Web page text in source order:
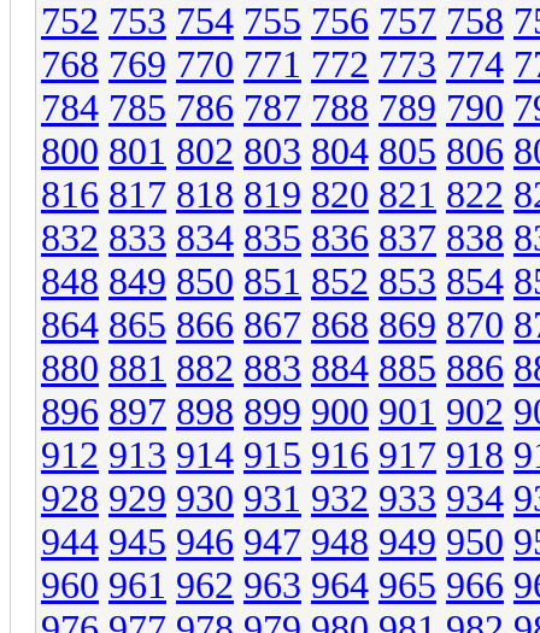
752 753 754 755 756 757 758
768 769 770 771 772 773 774
784 785 786 787 788 789 790
800 801 802 803 804 805 806
816 817 818 819 820 821 822
832 833 834 835 836 837 838
848 849 850 851 852 853 854
864 865 866 867 868 869 870
880 881 882 883 884 885 886
896 897 898 899 900 901 902
912 913 914 915 916 917 918
928 929 930 931 932 933 934
944 945 946 947 948 949 950
960 961 962 963 964 965 966